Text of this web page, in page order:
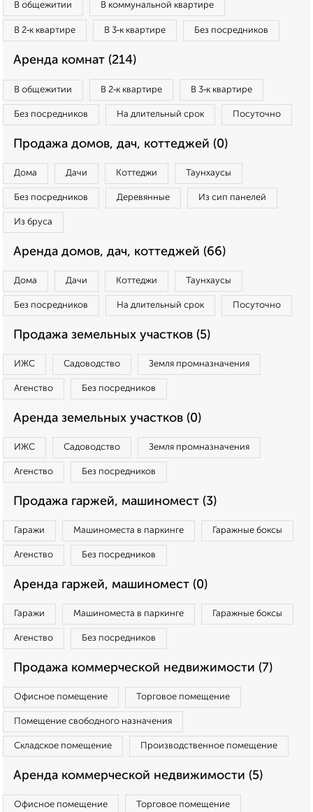
В общежитии В коммунальной квартире
В 2‑к квартире В 3‑к квартире Без посредников
Аренда комнат (214)
В общежитии В 2‑к квартире В 3‑к квартире
Без посредников На длительный срок Посуточно
Продажа домов, дач, коттеджей (0)
Дома Дачи Коттеджи Таунхаусы
Без посредников Деревянные Из сип панелей
Из бруса
Аренда домов, дач, коттеджей (66)
Дома Дачи Коттеджи Таунхаусы
Без посредников На длительный срок Посуточно
Продажа земельных участков (5)
ИЖС Садоводство Земля промназначения
Агенство Без посредников
Аренда земельных участков (0)
ИЖС Садоводство Земля промназначения
Агенство Без посредников
Продажа гаржей, машиномест (3)
Гаражи Машиноместа в паркинге Гаражные боксы
Агенство Без посредников
Аренда гаржей, машиномест (0)
Гаражи Машиноместа в паркинге Гаражные боксы
Агенство Без посредников
Продажа коммерческой недвижимости (7)
Офисное помещение Торговое помещение
Помещение свободного назначения
Складское помещение Производственное помещение
Аренда коммерческой недвижимости (5)
Офисное помещение Торговое помещение